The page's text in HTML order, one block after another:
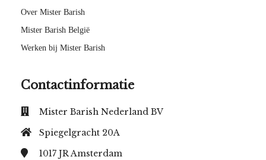
Over Mister Barish
Mister Barish België
Werken bij Mister Barish
Contactinformatie
Mister Barish Nederland BV
Spiegelgracht 20A
1017 JRAmsterdam